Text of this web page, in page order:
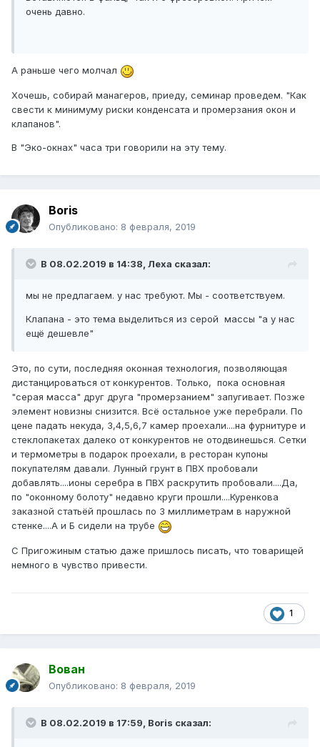
очень давно.
А раньше чего молчал
Хочешь, собирай манагеров, приеду, семинар проведем. "Как
свести к минимуму риски конденсата и промерзания окон и
клапанов".
В "Эко-окнах" часа три говорили на эту тему.
Boris
Опубликовано: 8 февраля, 2019
В 08.02.2019 в 14:38, Леха сказал:
мы не предлагаем. у нас требуют. Мы - соответствуем.
Клапана - это тема выделиться из серой массы "а у нас
ещё дешевле"
Это, по сути, последняя оконная технология, позволяющая
дистанцироваться от конкурентов. Только, пока основная
"серая масса" друг друга "промерзанием" запугивает. Позже
элемент новизны снизится. Всё остальное уже перебрали. По
цене падать некуда, 3,4,5,6,7 камер проехали....на фурнитуре и
стеклопакетах далеко от конкурентов не отодвинешься. Сетки
и термометры в подарок проехали, в ресторан купоны
покупателям давали. Лунный грунт в ПВХ пробовали
добавлять....ионы серебра в ПВХ раскрутить пробовали....Да,
по "оконному болоту" недавно круги прошли....Куренкова
заказной статьёй прошлась по 3 миллиметрам в наружной
стенке....А и Б сидели на трубе
С Пригожиным статью даже пришлось писать, что товарищей
немного в чувство привести.
1
Вован
Опубликовано: 8 февраля, 2019
В 08.02.2019 в 17:59, Boris сказал: